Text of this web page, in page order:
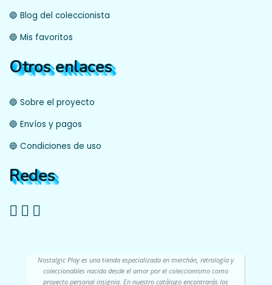
🔵 Blog del coleccionista
🔵 Mis favoritos
Otros enlaces
🔵 Sobre el proyecto
🔵 Envíos y pagos
🔵 Condiciones de uso
Redes
Nostalgic Play es una tienda especializada en merchán, retrología y
coleccionables nacida desde el amor por el coleccionismo como
proyecto personal insignia. En nuestro catálogo encontrarás los